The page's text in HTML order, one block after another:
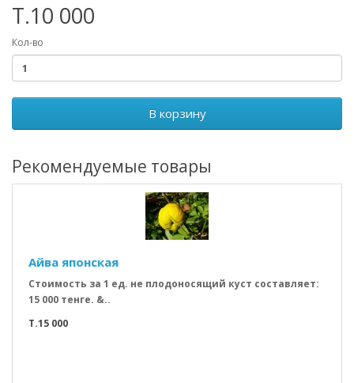
T.10 000
Кол-во
В корзину
Рекомендуемые товары
Айва японская
Стоимость за 1 ед. не плодоносящий куст составляет:
15 000 тенге. &..
T.15 000